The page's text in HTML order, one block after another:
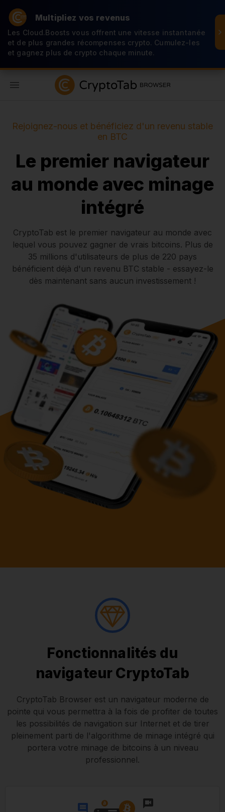
Multipliez vos revenus
Les Cloud.Boosts vous offrent une vitesse instantanée
et de plus grandes récompenses crypto. Cumulez-les
et gagnez plus de crypto chaque minute.
Rejoignez-nous et bénéficiez d'un revenu stable
en BTC
Le premier navigateur
au monde avec minage
intégré
CryptoTab est le premier navigateur au monde avec
lequel vous pouvez gagner de vrais bitcoins. Plus de
35 millions d'utilisateurs de plus de 220 pays
bénéficient déjà d'un revenu BTC stable - essayez-le
dès maintenant sans aucun investissement !
Fonctionnalités du
navigateur CryptoTab
CryptoTab Browser est un navigateur moderne de
pointe qui vous permettra à la fois de profiter de toutes
les possibilités de navigation sur Internet et de tirer
pleinement parti de l'algorithme de minage intégré qui
portera votre minage de bitcoins à un niveau
professionnel.